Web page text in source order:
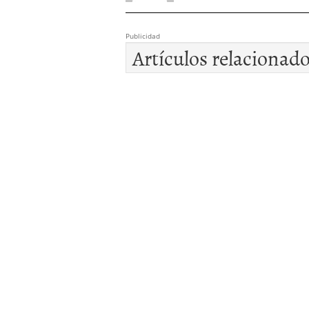
Publicidad
Artículos